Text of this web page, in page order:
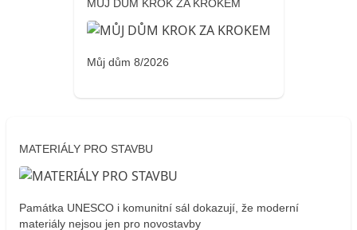
MŮJ DŮM KROK ZA KROKEM
Můj dům 8/2026
MATERIÁLY PRO STAVBU
Památka UNESCO i komunitní sál dokazují, že moderní
materiály nejsou jen pro novostavby